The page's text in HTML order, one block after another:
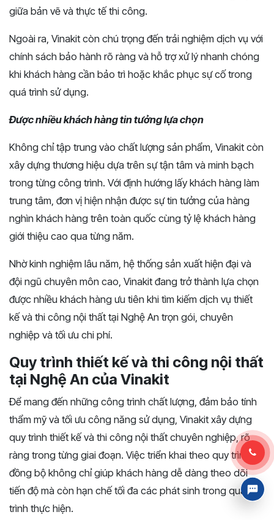
giữa bản vẽ và thực tế thi công.
Ngoài ra, Vinakit còn chú trọng đến trải nghiệm dịch vụ với
chính sách bảo hành rõ ràng và hỗ trợ xử lý nhanh chóng
khi khách hàng cần bảo trì hoặc khắc phục sự cố trong
quá trình sử dụng.
Được nhiều khách hàng tin tưởng lựa chọn
Không chỉ tập trung vào chất lượng sản phẩm, Vinakit còn
xây dựng thương hiệu dựa trên sự tận tâm và minh bạch
trong từng công trình. Với định hướng lấy khách hàng làm
trung tâm, đơn vị hiện nhận được sự tin tưởng của hàng
nghìn khách hàng trên toàn quốc cùng tỷ lệ khách hàng
giới thiệu cao qua từng năm.
Nhờ kinh nghiệm lâu năm, hệ thống sản xuất hiện đại và
đội ngũ chuyên môn cao, Vinakit đang trở thành lựa chọn
được nhiều khách hàng ưu tiên khi tìm kiếm dịch vụ thiết
kế và thi công nội thất tại Nghệ An trọn gói, chuyên
nghiệp và tối ưu chi phí.
Quy trình thiết kế và thi công nội thất
tại Nghệ An của Vinakit
Để mang đến những công trình chất lượng, đảm bảo tính
thẩm mỹ và tối ưu công năng sử dụng, Vinakit xây dựng
quy trình thiết kế và thi công nội thất chuyên nghiệp, rõ
ràng trong từng giai đoạn. Việc triển khai theo quy trình
đồng bộ không chỉ giúp khách hàng dễ dàng theo dõi
tiến độ mà còn hạn chế tối đa các phát sinh trong quá
trình thực hiện.